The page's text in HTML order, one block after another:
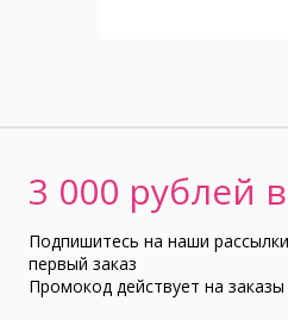
3 000 рублей
Подпишитесь на наши
первый заказ
Промокод действует на